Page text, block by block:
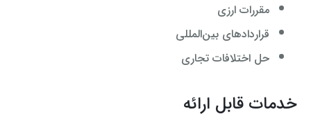
مقررات ارزی
قراردادهای بین‌المللی
حل اختلافات تجاری
خدمات قابل ارائه